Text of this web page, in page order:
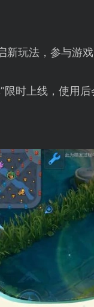
玩法，参与游戏
限时上线，使用